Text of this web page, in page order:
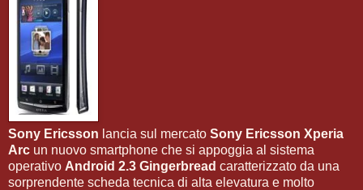
Sony Ericsson lancia sul mercato Sony Ericsson Xperia
Arc un nuovo smartphone che si appoggia al sistema
operativo Android 2.3 Gingerbread caratterizzato da una
sorprendente scheda tecnica di alta elevatura e molto